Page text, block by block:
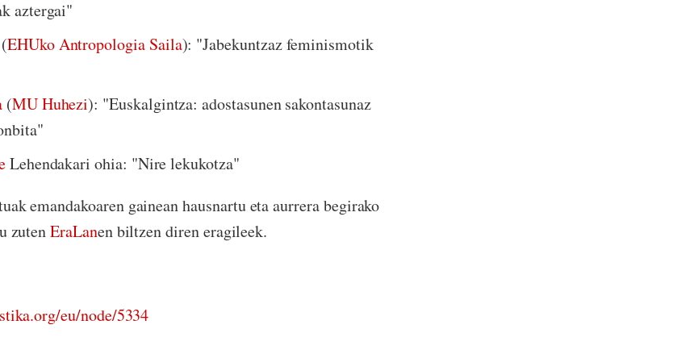
aztergai"
(EHUko Antropologia Saila): "Jabekuntzaz feminismotik
(MU Huhezi): "Euskalgintza: adostasunen sakontasunaz
Lehendakari ohia: "Nire lekukotza"
emandakoaren gainean hausnartu eta aurrera begirako
zutenEraLanen biltzen diren eragileek.
org/eu/node/5334